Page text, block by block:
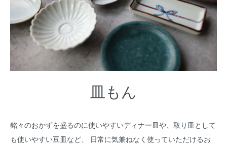
皿もん
銘々のおかずを盛るのに使いやすいディナー皿や、取り皿として
も使いやすい豆皿など、 日常に気兼ねなく使っていただけるお